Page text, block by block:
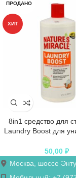
ПРОДАНО
ХИТ
8in1 средство для
Laundry Boost для
50,00 ₽
Москва, шоссе